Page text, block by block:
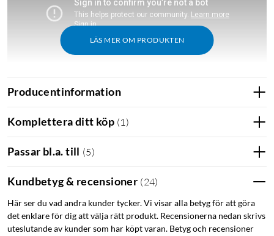
LÄS MER OM PRODUKTEN
Sammanfattning
Självtömmande basstation som rymmer upp till sju
Sugkraft på 10 000 Pa för effektiv rengöring av både
Ökar automatiskt sugkraften när den kör upp på mattor.
Dubbelt antitrasselsystem som minskar behovet av
manuell rengöring.
Dammsuger och våttorkar i ett och samma moment.
Producentinformation
Komplettera ditt köp (1)
Passar bl.a. till (5)
Kundbetyg & recensioner (24)
Här ser du vad andra kunder tycker. Vi visar alla betyg för att göra
det enklare för dig att välja rätt produkt. Recensionerna nedan skrivs
uteslutande av kunder som har köpt varan. Betyg och recensioner